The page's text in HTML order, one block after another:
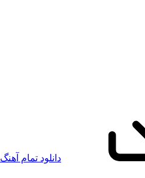
دانلود تمام